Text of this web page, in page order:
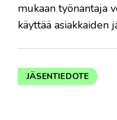
mukaan työnantaja
käyttää asiakkaiden
JÄSENTIEDOTE